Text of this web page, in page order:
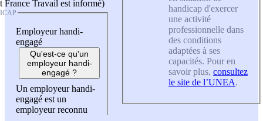
France Travail est informé)
Employeur handi-
engagé
Qu'est-ce qu'un
employeur handi-
engagé ?
Un employeur handi-
engagé est un
employeur reconnu
handicap d'exercer
une activité
professionnelle dans
des conditions
adaptées à ses
capacités. Pour en
savoir plus, consultez
le site de l’UNEA.